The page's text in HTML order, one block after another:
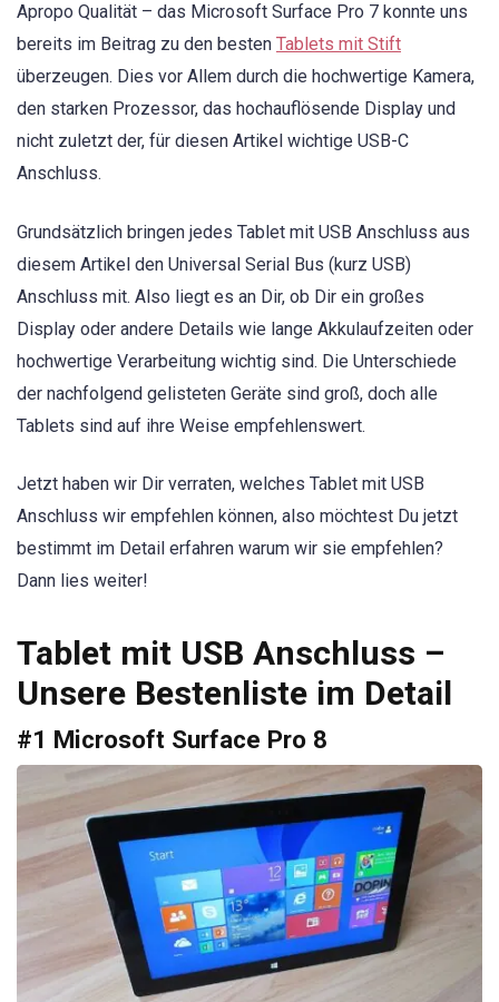
Apropo Qualität – das Microsoft Surface Pro 7 konnte uns
bereits im Beitrag zu den besten Tablets mit Stift
überzeugen. Dies vor Allem durch die hochwertige Kamera,
den starken Prozessor, das hochauflösende Display und
nicht zuletzt der, für diesen Artikel wichtige USB-C
Anschluss.
Grundsätzlich bringen jedes Tablet mit USB Anschluss aus
diesem Artikel den Universal Serial Bus (kurz USB)
Anschluss mit. Also liegt es an Dir, ob Dir ein großes
Display oder andere Details wie lange Akkulaufzeiten oder
hochwertige Verarbeitung wichtig sind. Die Unterschiede
der nachfolgend gelisteten Geräte sind groß, doch alle
Tablets sind auf ihre Weise empfehlenswert.
Jetzt haben wir Dir verraten, welches Tablet mit USB
Anschluss wir empfehlen können, also möchtest Du jetzt
bestimmt im Detail erfahren warum wir sie empfehlen?
Dann lies weiter!
Tablet mit USB Anschluss –
Unsere Bestenliste im Detail
#1 Microsoft Surface Pro 8